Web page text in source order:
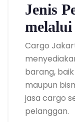
Jenis
Cargo
barang,
maupun
jasa cargo
pelanggan.